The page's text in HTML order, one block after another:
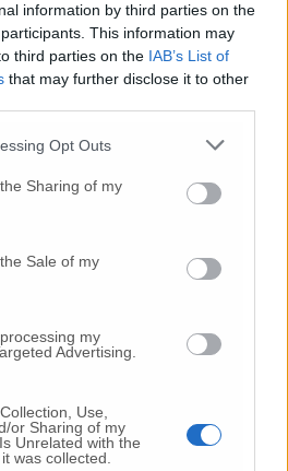
information by third parties on the
This information may
third parties on the IAB’s List of
that may further disclose it to other
Opt Outs
Sharing of my
Sale of my
my
Advertising.
Use,
or Sharing of my
Unrelated with the
was collected.
l'articolo
a colpirsi da soli
e lasciati al
due educatrici
l’ennesimo femminicidio:
col coltello
“L’ho ammazzata”